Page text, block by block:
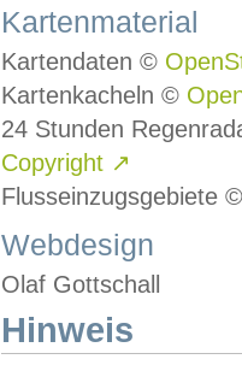
Kartenmaterial
Kartendaten ©
Kartenkacheln ©
24 Stunden
Copyright ↗
Flusseinzugsgebiete
Webdesign
Olaf Gottschall
Hinweis